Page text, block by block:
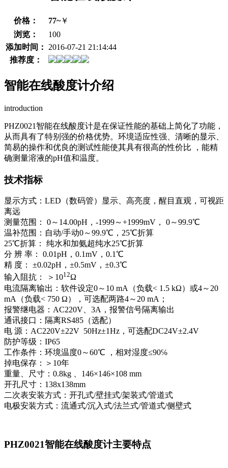
价格： 77~￥
浏览：
100
添加时间：
2016-07-21 21:14:44
推荐度：
智能在线酸度计介绍
introduction
PHZ0021智能在线酸度计是在保证性能的基础上简化了功能，
从而具有了特别强的价格优势。环境适应性强、清晰的显示、
简易的操作和优良的测试性能使其具有很高的性价比 ，能精
确测量溶液的pH值和温度。
技术指标
显示方式：LED（数码管）显示、高亮度，醒目直观，可视距
离远
测量范围： 0～14.00pH，-1999～+1999mV， 0～99.9℃
温补范围：自动/手动0～99.9℃，25℃折算
25℃折算： 纯水和加氨超纯水25℃折算
分 辨 率： 0.01pH，0.1mV，0.1℃
精 度： ±0.02pH，±0.5mV，±0.3℃
输入阻抗： ＞1012Ω
电流隔离输出：软件设定0～10 mA（负载< 1.5 kΩ）或4～20
mA（负载< 750 Ω），可选配两路4～20 mA；
报警继电器：AC220V、3A，报警信号隔离输出
通讯接口：隔离RS485（选配）
电 源：AC220V±22V 50Hz±1Hz，可选配DC24V±2.4V
防护等级：IP65
工作条件：环境温度0～60℃ ，相对湿度≤90℅
掉电保存：＞10年
重量、尺寸：0.8kg 、146×146×108 mm
开孔尺寸：138x138mm
二次表安装方式：开孔式/壁挂式/架装式/管道式
电极安装方式：流通式/沉入式/法兰式/管道式/侧壁式
PHZ0021智能在线酸度计主要特点